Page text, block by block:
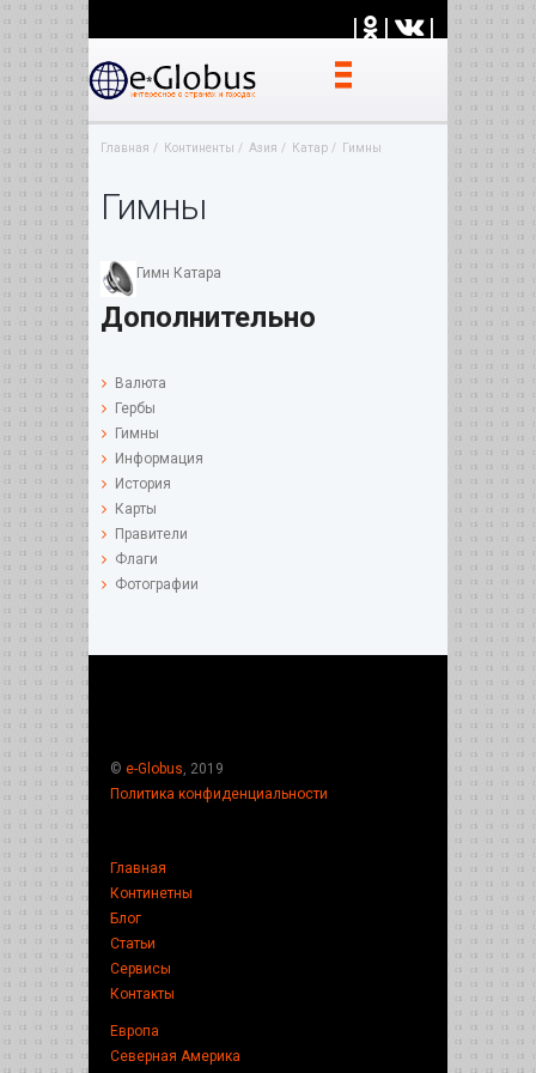
| | |
Главная Континенты Азия Катар Гимны
Гимны
Гимн Катара
Дополнительно
Валюта
Гербы
Гимны
Информация
История
Карты
Правители
Флаги
Фотографии
© e-Globus , 2019
Политика конфиденциальности
Главная
Континетны
Блог
Статьи
Сервисы
Контакты
Европа
Северная Америка